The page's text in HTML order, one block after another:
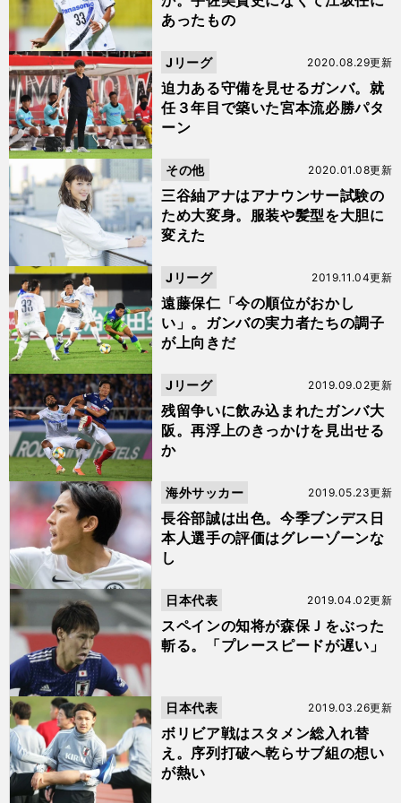
あったもの
迫力ある守備を見せるガンバ。就
任３年目で築いた宮本流必勝パタ
ーン
2020.08.29更新
Jリーグ
三谷紬アナはアナウンサー試験の
ため大変身。服装や髪型を大胆に
変えた
2020.01.08更新
その他
遠藤保仁「今の順位がおかし
い」。ガンバの実力者たちの調子
が上向きだ
2019.11.04更新
Jリーグ
残留争いに飲み込まれたガンバ大
阪。再浮上のきっかけを見出せる
か
2019.09.02更新
Jリーグ
長谷部誠は出色。今季ブンデス日
本人選手の評価はグレーゾーンな
し
2019.05.23更新
海外サッカー
スペインの知将が森保Ｊをぶった
斬る。「プレースピードが遅い」
2019.04.02更新
日本代表
ボリビア戦はスタメン総入れ替
え。序列打破へ乾らサブ組の想い
が熱い
2019.03.26更新
日本代表